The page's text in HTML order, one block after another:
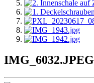
IMG_6032.JPEG